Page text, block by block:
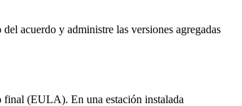
acuerdo y administre las versiones agregadas
final (EULA). En una estación instalada